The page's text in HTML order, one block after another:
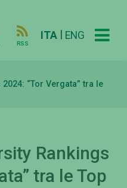
RSS
ITA ENG
“Tor Vergata” tra le
Rankings
tra le Top